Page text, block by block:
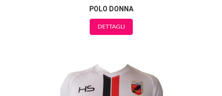
POLO DONNA
DETTAGLI